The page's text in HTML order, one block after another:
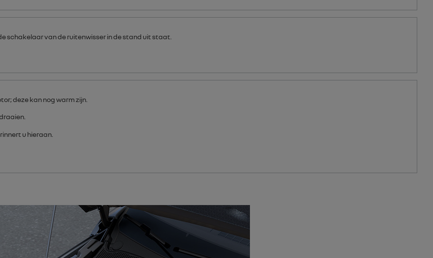
schakelaar van de ruitenwisser in de stand uit staat.
deze kan nog warm zijn.
u hieraan.